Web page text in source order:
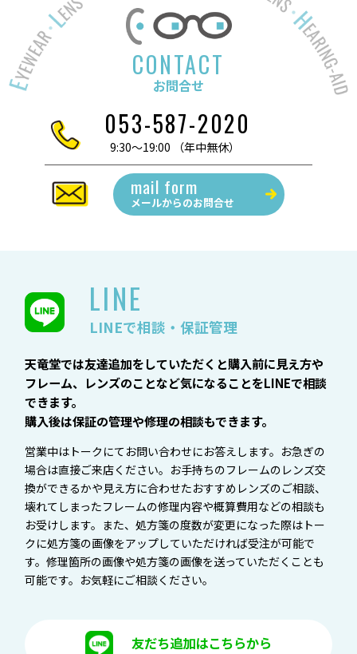
CONTACT
お問合せ
053-587-2020
9:30～19:00 （年中無休）
mail form
メールからのお問合せ
LINE
LINEで相談・保証管理
天竜堂では友達追加をしていただくと購入前に見え方や
フレーム、レンズのことなど気になることをLINEで相談
できます。
購入後は保証の管理や修理の相談もできます。
営業中はトークにてお問い合わせにお答えします。お急ぎの
場合は直接ご来店ください。お手持ちのフレームのレンズ交
換ができるかや見え方に合わせたおすすめレンズのご相談、
壊れてしまったフレームの修理内容や概算費用などの相談も
お受けします。また、処方箋の度数が変更になった際はトー
クに処方箋の画像をアップしていただければ受注が可能で
す。修理箇所の画像や処方箋の画像を送っていただくことも
可能です。お気軽にご相談ください。
友だち追加はこちらから